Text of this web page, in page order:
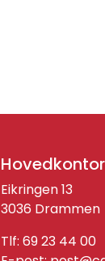
Eikringen 13
3036 Drammen
Tlf: 69 23 44 00